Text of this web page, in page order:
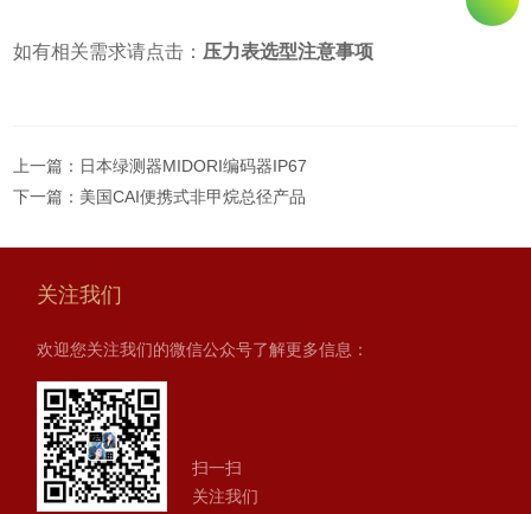
如有相关需求请点击： 压力表选型注意事项
上一篇： 日本绿测器MIDORI编码器IP67
下一篇： 美国CAI便携式非甲烷总径产品
关注我们
欢迎您关注我们的微信公众号了解更多信息：
扫一扫
关注我们